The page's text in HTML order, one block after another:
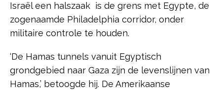
Israël een halszaak is de grens met Egypte, de
zogenaamde Philadelphia corridor, onder
militaire controle te houden.
‘De Hamas tunnels vanuit Egyptisch
grondgebied naar Gaza zijn de levenslijnen van
Hamas,’ betoogde hij. De Amerikaanse